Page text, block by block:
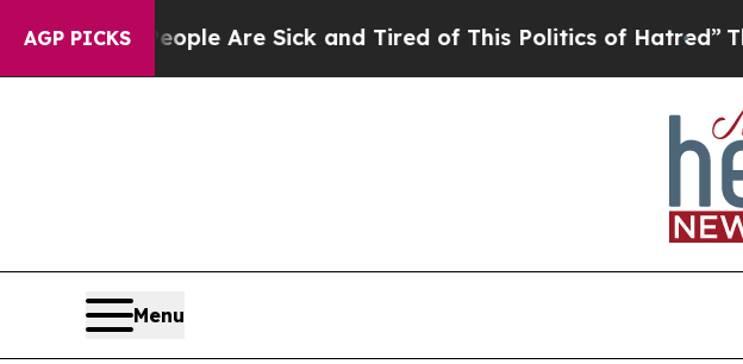
AGP PICKS
“People Are Sick and Tired of This Politics of Hatred” The
Menu